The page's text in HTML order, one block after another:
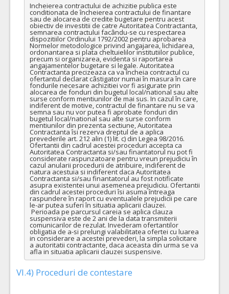
Incheierea contractului de achizitie publica este
conditionata de încheierea contractului de finantare
sau de alocarea de credite bugetare pentru acest
obiectiv de investitii de catre Autoritatea Contractanta,
semnarea contractului facându-se cu respectarea
dispozitiilor Ordinului 1792/2002 pentru aprobarea
Normelor metodologice privind angajarea, lichidarea,
ordonantarea si plata cheltuielilor institutiilor publice,
precum si organizarea, evidenta si raportarea
angajamentelor bugetare si legale. Autoritatea
Contractanta precizeaza ca va încheia contractul cu
ofertantul declarat câstigator numai în masura în care
fondurile necesare achizitiei vor fi asigurate prin
alocarea de fonduri din bugetul local/national sau alte
surse conform mentiunilor de mai sus. In cazul în care,
indiferent de motive, contractul de finantare nu se va
semna sau nu vor putea fi aprobate fonduri din
bugetul local/national sau alte surse conform
mentiunilor din prezenta sectiune, Autoritatea
Contractanta îsi rezerva dreptul de a aplica
prevederile art. 212 alin (1) lit. c) din Legea 98/2016.
Ofertantii din cadrul acestei proceduri accepta ca
Autoritatea Contractanta si/sau finantatorul nu pot fi
considerate raspunzatoare pentru vreun prejudiciu în
cazul anularii procedurii de atribuire, indiferent de
natura acestuia si indiferent daca Autoritatea
Contractanta si/sau finantatorul au fost notificate
asupra existentei unui asemenea prejudiciu. Ofertantii
din cadrul acestei proceduri îsi asuma întreaga
raspundere în raport cu eventualele prejudicii pe care
le-ar putea suferi în situatia aplicarii clauzei.
suspensiva este de 2 ani de la data transmiterii
comunicarilor de rezulat. Invederam ofertantilor
obligatia de a-si prelungi valabilitatea ofertei cu luarea
in considerare a acestei prevederi, la simpla solicitare
a autoritatii contractante, daca aceasta din urma se va
afla in situatia aplicarii clauzei suspensive.
VI.4) Proceduri de contestare